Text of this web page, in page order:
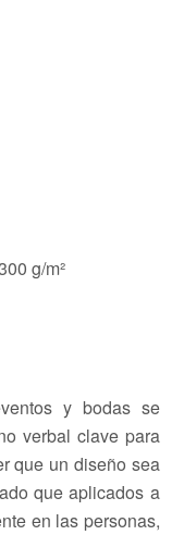
g/m²
y bodas se
verbal clave para
que un diseño sea
que aplicados a
en las personas,